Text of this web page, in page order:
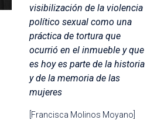
visibilización de la violencia
político sexual como una
práctica de tortura que
ocurrió en el inmueble y que
es hoy es parte de la historia
y de la memoria de las
mujeres
[Francisca Molinos Moyano]